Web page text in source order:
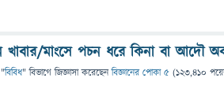
খাবার/মাংসে পচন ধরে কিনা বা আদৌ
"বিবিধ" বিভাগে জিজ্ঞাসাকরেছেনবিজ্ঞানের পোকা ৫ (123,410